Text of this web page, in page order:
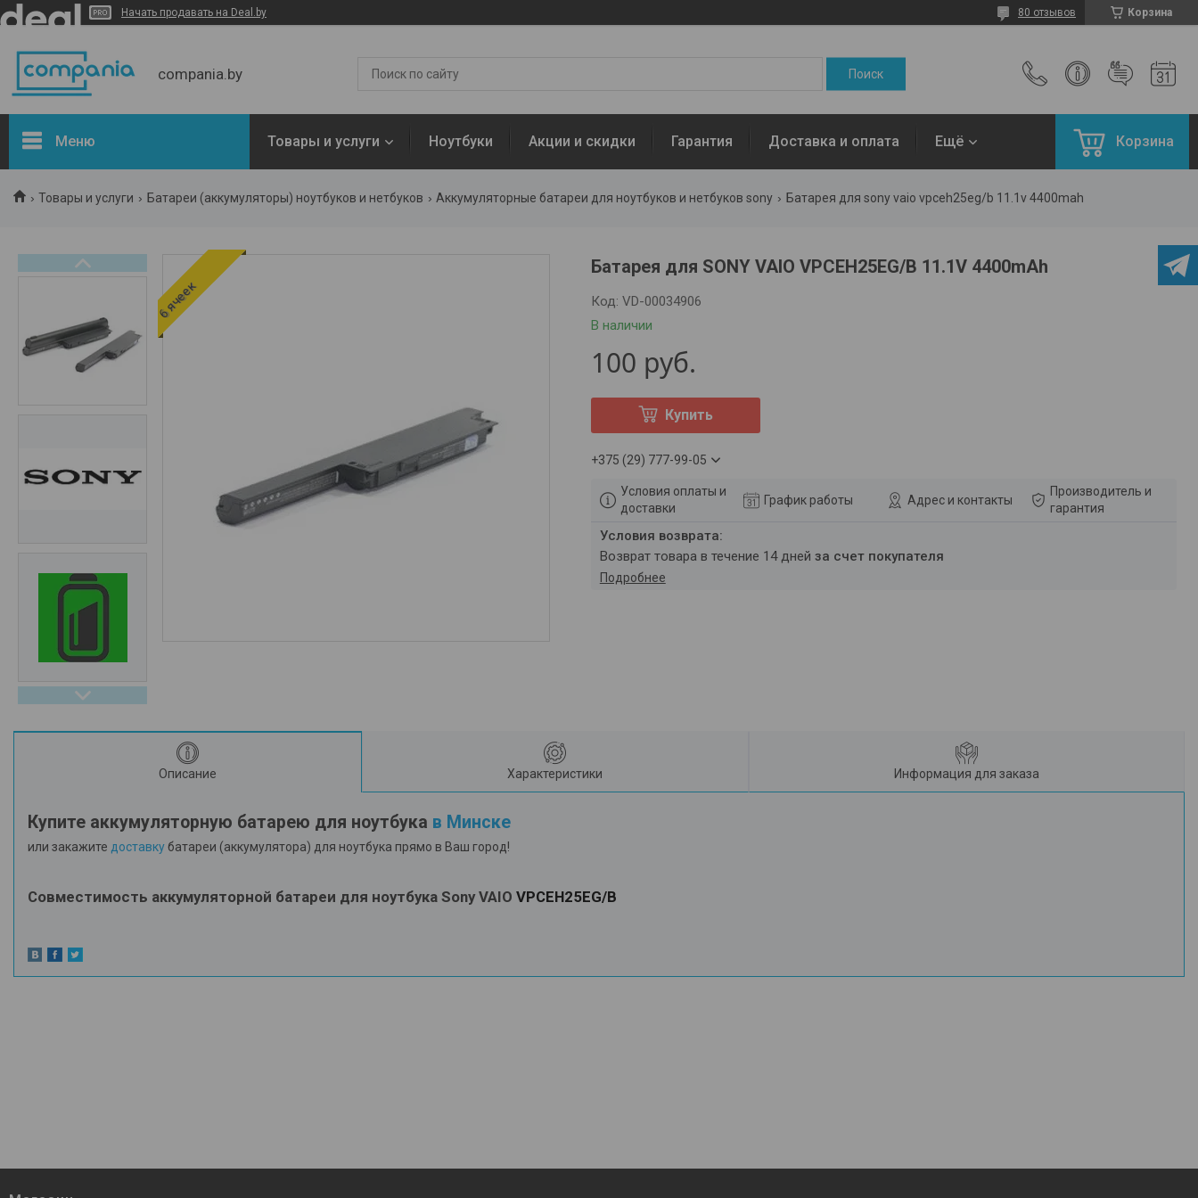
Начать продавать на Deal.by Корзина
80 отзывов
compania.by
Меню Товары и услуги Ноутбуки Акции и скидки Гарантия Доставка и оплата Ещё Корзина
Товары и услуги Батареи (аккумуляторы) ноутбуков и нетбуков Аккумуляторные батареи для ноутбуков и нетбуков sony Батарея для sony vaio vpceh25eg/b 11.1v 4400mah
6 ячеек
Батарея для SONY VAIO VPCEH25EG/B 11.1V 4400mAh
В наличии
Код: VD-00034906
100 руб.
Купить
+375 (29) 777-99-05
Условия оплаты и
доставки
График работы Адрес и контакты
Производитель и
гарантия
возврат товара в течение 14 дней за счет покупателя
Подробнее
Описание Характеристики Информация для заказа
Купите аккумуляторную батарею для ноутбука в Минске
или закажите доставкубатареи (аккумулятора) для ноутбука прямо в Ваш город!
Совместимость аккумуляторной батареи для ноутбука Sony VAIO VPCEH25EG/B